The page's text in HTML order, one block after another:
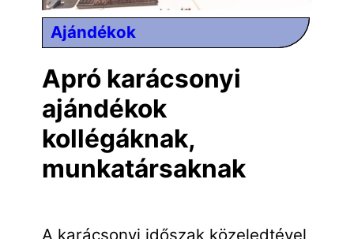
Ajándékok
Apró karácsonyi
ajándékok
kollégáknak,
munkatársaknak
A karácsonyi időszak közeledtével